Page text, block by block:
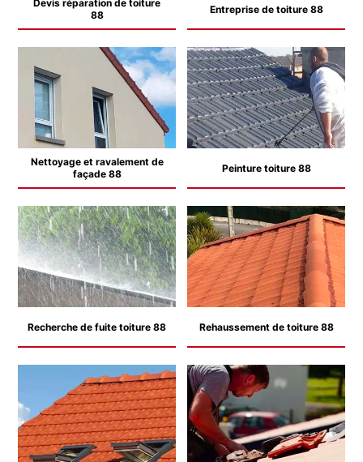
Devis réparation de toiture
88
Entreprise de toiture 88
Nettoyage et ravalement de
façade 88
Peinture toiture 88
Recherche de fuite toiture 88 Rehaussement de toiture 88